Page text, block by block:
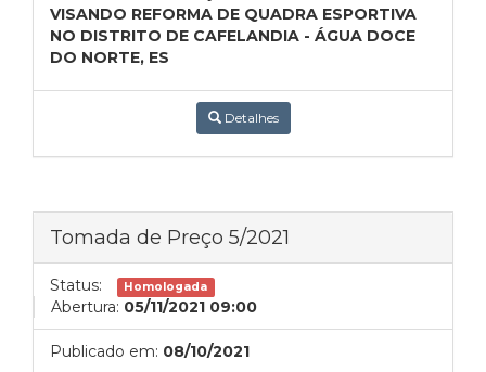
VISANDO REFORMA DE QUADRA ESPORTIVA
NO DISTRITO DE CAFELANDIA - ÁGUA DOCE
DO NORTE, ES
Detalhes
Tomada de Preço 5/2021
Status: Homologada
Abertura: 05/11/2021 09:00
Publicado em: 08/10/2021